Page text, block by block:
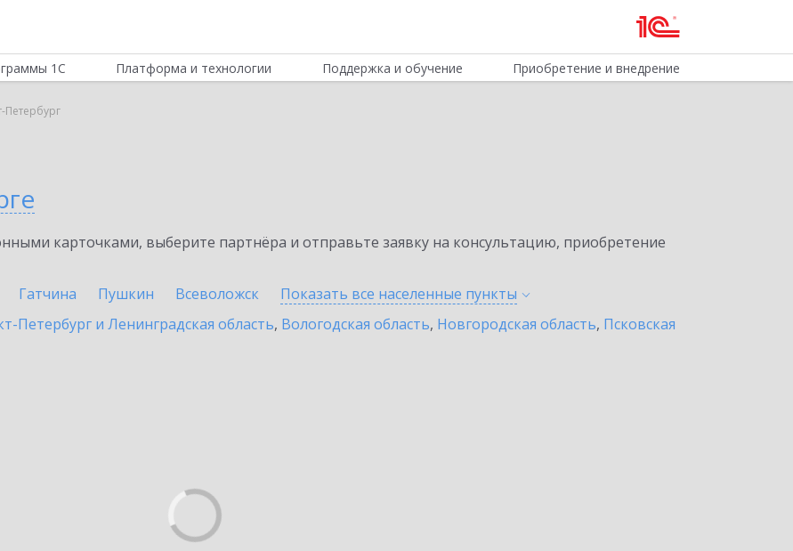
1С Платформа и технологии Поддержка и обучение Приобретение и внедрение
Петербург
карточками, выберите партнёра и отправьте заявку на консультацию, приобретение
Гатчина Пушкин Всеволожск Показать все населенные пункты
Петербург и Ленинградская область, Вологодская область, Новгородская область, Псковская